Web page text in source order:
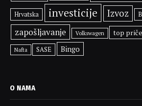
Hrvatska investicije Izvoz
zapošljavanje Volkswagen top priče
Nafta SASE Bingo
O NAMA